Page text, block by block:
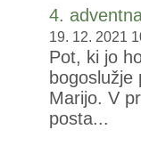
4.
19. 12. 2021
Pot, ki jo
Marijo. V
posta...